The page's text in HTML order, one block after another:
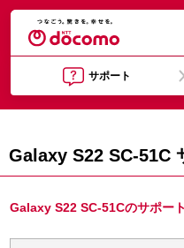
サポート
Galaxy S22 SC-51C
Galaxy S22 SC-51Cのサポー